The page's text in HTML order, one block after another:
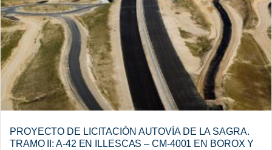
PROYECTO DE LICITACIÓN AUTOVÍA DE LA SAGRA.
TRAMO II: A-42 EN ILLESCAS – CM-4001 EN BOROX Y